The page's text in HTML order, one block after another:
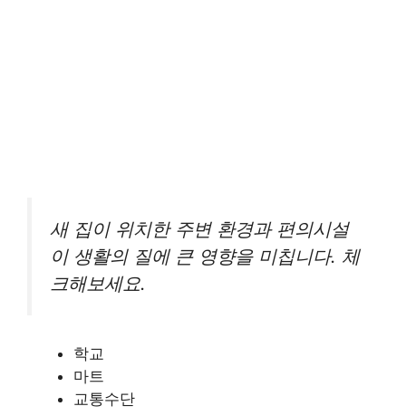
새 집이 위치한 주변 환경과 편의시설
이 생활의 질에 큰 영향을 미칩니다. 체
크해보세요.
학교
마트
교통수단